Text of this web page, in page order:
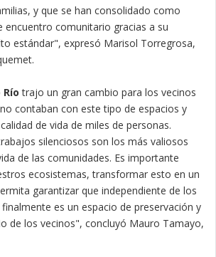
y que se han consolidado como
encuentro comunitario gracias a su
estándar", expresó Marisol Torregrosa,
trajo un gran cambio para los vecinos
contaban con este tipo de espacios y
de vida de miles de personas.
silenciosos son los más valiosos
de las comunidades. Es importante
ecosistemas, transformar esto en un
garantizar que independiente de los
es un espacio de preservación y
de los vecinos", concluyó Mauro Tamayo,